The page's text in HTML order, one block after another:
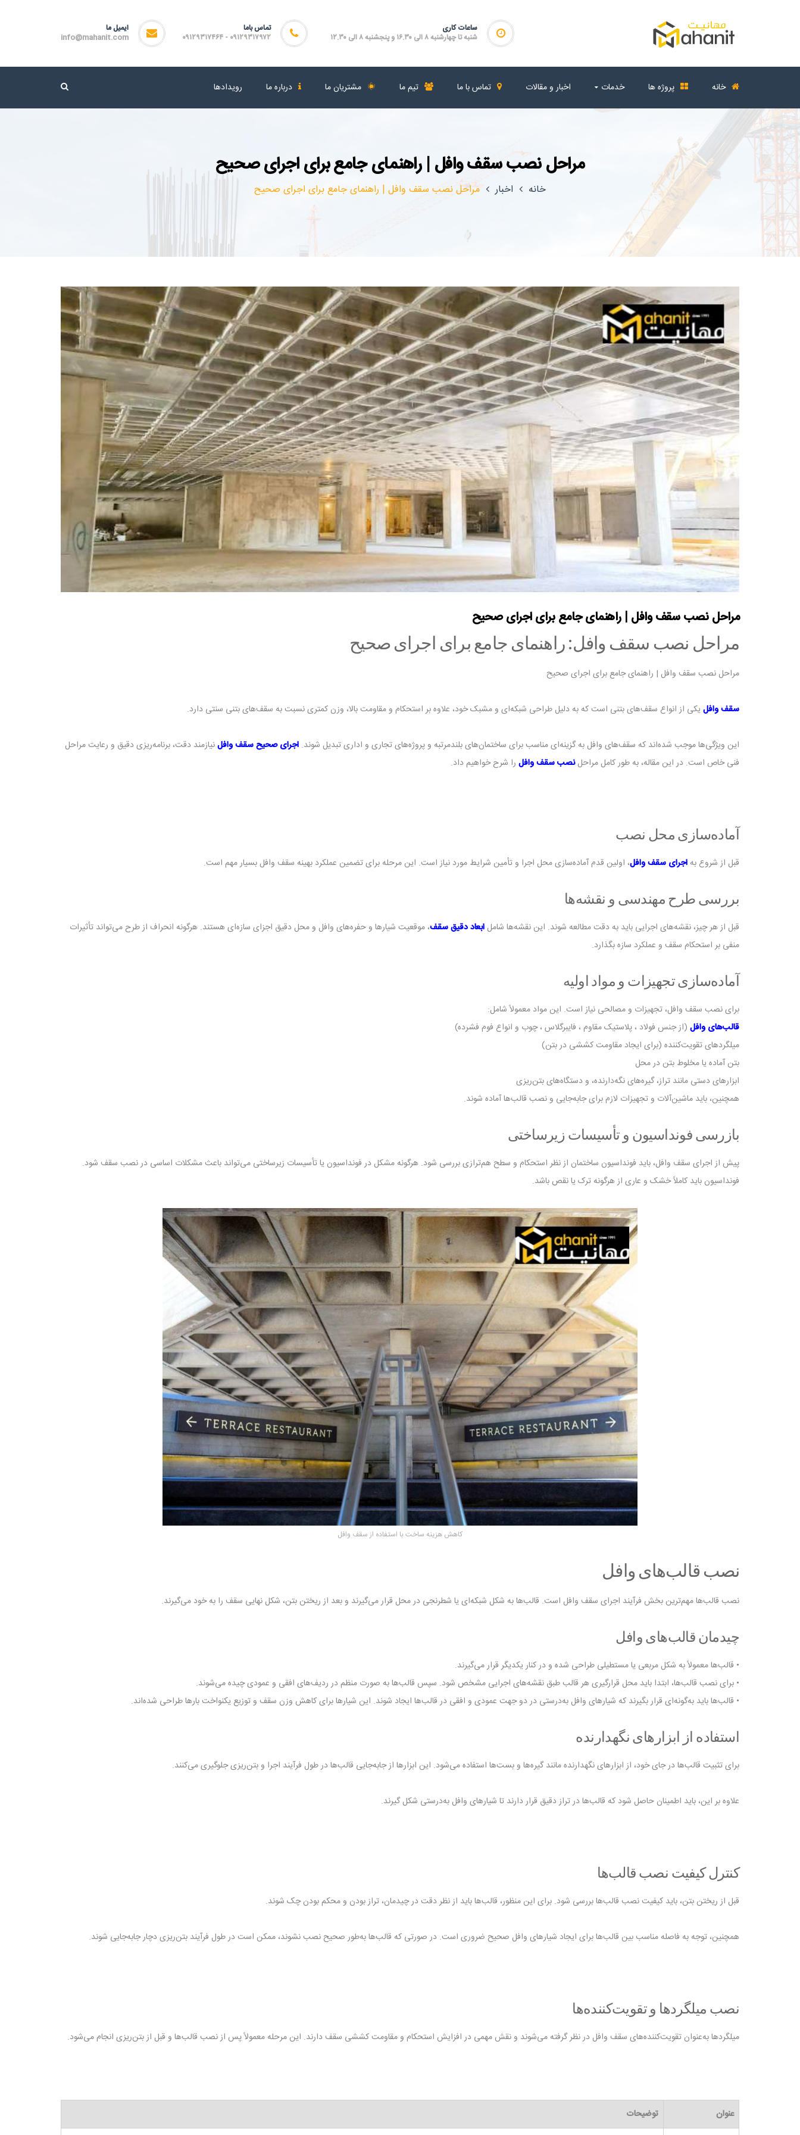
ایمیل ما
info@mahanit.com
تماس باما
۰۹۱۲۹۳۱۷۹۷۲ - ۰۹۱۲۹۳۱۷۴۶۴
ساعات کاری
شنبه تا چهارشنبه ۸ الی ۱۶.۳۰ و پنجشنبه ۸ الی ۱۲.۳۰
خانه پروژه ها خدمات اخبار و مقالات تماس با ما تیم ما مشتریان ما درباره ما رویدادها
مراحل نصب سقف وافل | راهنمای جامع برای اجرای صحیح
خانه اخبار مراحل نصب سقف وافل | راهنمای جامع برای اجرای صحیح
مراحل نصب سقف وافل | راهنمای جامع برای اجرای صحیح
مراحل نصب سقف وافل: راهنمای جامع برای اجرای صحیح
مراحل نصب سقف وافل | راهنمای جامع برای اجرای صحیح
سقف وافل یکی از انواع سقف‌های بتنی است که به دلیل طراحی شبکه‌ای و مشبک خود، علاوه بر استحکام و مقاومت بالا، وزن کمتری نسبت به سقف‌های بتنی سنتی دارد.
این ویژگی‌ها موجب شده‌اند که سقف‌های وافل به گزینه‌ای مناسب برای ساختمان‌های بلندمرتبه و پروژه‌های تجاری و اداری تبدیل شوند. اجرای صحیح سقف وافلنیازمند دقت، برنامه‌ریزی دقیق و رعایت مراحل
فنی خاص است. در این مقاله، به طور کامل مراحلنصب سقف وافل را شرح خواهیم داد.
آماده‌سازی محل نصب
قبل از شروع به اجرای سقف وافل، اولین قدم آماده‌سازی محل اجرا و تأمین شرایط مورد نیاز است. این مرحله برای تضمین عملکرد بهینه سقف وافل بسیار مهم است.
بررسی طرح مهندسی و نقشه‌ها
قبل از هر چیز، نقشه‌های اجرایی باید به دقت مطالعه شوند. این نقشه‌ها شامل ابعاد دقیق سقف، موقعیت شیارها و حفره‌های وافل و محل دقیق اجزای سازه‌ای هستند. هرگونه انحراف از طرح می‌تواند تأثیرات
منفی بر استحکام سقف و عملکرد سازه بگذارد.
آماده‌سازی تجهیزات و مواد اولیه
برای نصب سقف وافل، تجهیزات و مصالحی نیاز است. این مواد معمولاً شامل:
قالب‌های وافل (از جنس فولاد ، پلاستیک مقاوم ، فایبرگلاس ، چوب و انواع فوم فشرده)
میلگردهای تقویت‌کننده (برای ایجاد مقاومت کششی در بتن)
بتن آماده یا مخلوط بتن در محل
ابزارهای دستی مانند تراز، گیره‌های نگه‌دارنده، و دستگاه‌های بتن‌ریزی
همچنین، باید ماشین‌آلات و تجهیزات لازم برای جابه‌جایی و نصب قالب‌ها آماده شوند.
بازرسی فونداسیون و تأسیسات زیرساختی
پیش از اجرای سقف وافل، باید فونداسیون ساختمان از نظر استحکام و سطح هم‌ترازی بررسی شود. هرگونه مشکل در فونداسیون یا تأسیسات زیرساختی می‌تواند باعث مشکلات اساسی در نصب سقف شود.
فونداسیون باید کاملاً خشک و عاری از هرگونه ترک یا نقص باشد.
کاهش هزینه ساخت با استفاده از سقف وافل
نصب قالب‌های وافل
نصب قالب‌ها مهم‌ترین بخش فرآیند اجرای سقف وافل است. قالب‌ها به شکل شبکه‌ای یا شطرنجی در محل قرار می‌گیرند و بعد از ریختن بتن، شکل نهایی سقف را به خود می‌گیرند.
چیدمان قالب‌های وافل
• قالب‌ها معمولاً به شکل مربعی یا مستطیلی طراحی شده و در کنار یکدیگر قرار می‌گیرند.
• برای نصب قالب‌ها، ابتدا باید محل قرارگیری هر قالب طبق نقشه‌های اجرایی مشخص شود. سپس قالب‌ها به صورت منظم در ردیف‌های افقی و عمودی چیده می‌شوند.
• قالب‌ها باید به‌گونه‌ای قرار بگیرند که شیارهای وافل به‌درستی در دو جهت عمودی و افقی در قالب‌ها ایجاد شوند. این شیارها برای کاهش وزن سقف و توزیع یکنواخت بارها طراحی شده‌اند.
استفاده از ابزارهای نگهدارنده
برای تثبیت قالب‌ها در جای خود، از ابزارهای نگهدارنده مانند گیره‌ها و بست‌ها استفاده می‌شود. این ابزارها از جابه‌جایی قالب‌ها در طول فرآیند اجرا و بتن‌ریزی جلوگیری می‌کنند.
علاوه بر این، باید اطمینان حاصل شود که قالب‌ها در تراز دقیق قرار دارند تا شیارهای وافل به‌درستی شکل گیرند.
کنترل کیفیت نصب قالب‌ها
قبل از ریختن بتن، باید کیفیت نصب قالب‌ها بررسی شود. برای این منظور، قالب‌ها باید از نظر دقت در چیدمان، تراز بودن و محکم بودن چک شوند.
همچنین، توجه به فاصله مناسب بین قالب‌ها برای ایجاد شیارهای وافل صحیح ضروری است. در صورتی که قالب‌ها به‌طور صحیح نصب نشوند، ممکن است در طول فرآیند بتن‌ریزی دچار جابه‌جایی شوند.
نصب میلگردها و تقویت‌کننده‌ها
میلگردها به‌عنوان تقویت‌کننده‌های سقف وافل در نظر گرفته می‌شوند و نقش مهمی در افزایش استحکام و مقاومت کششی سقف دارند. این مرحله معمولاً پس از نصب قالب‌ها و قبل از بتن‌ریزی انجام می‌شود.
عنوان
توضیحات